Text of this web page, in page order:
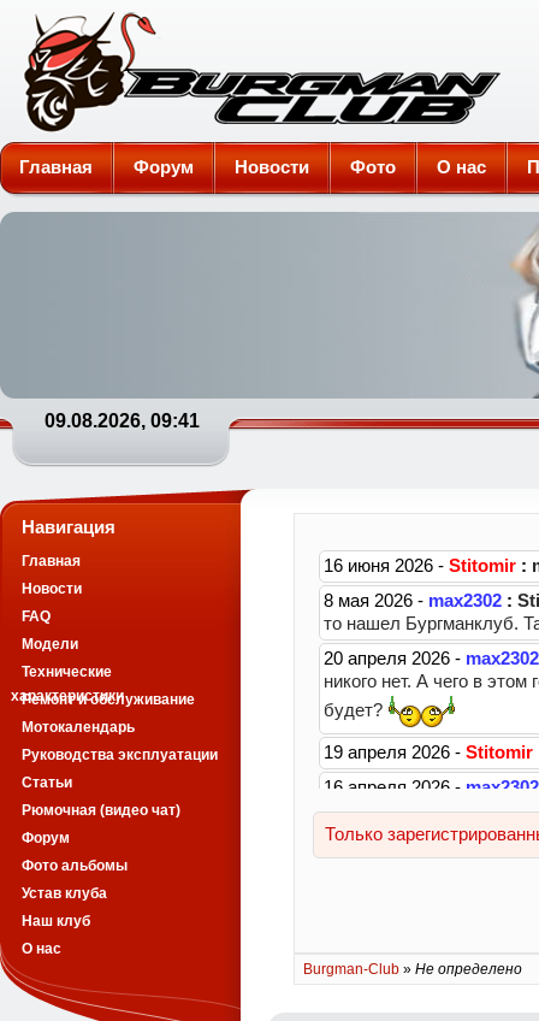
Burgman-Club
Главная Форум Новости Фото О нас
09.08.2026, 09:41
Burgman-Club » Не определено
Навигация
Главная
Новости
FAQ
Модели
Технические
характеристики
Ремонт и обслуживание
Мотокалендарь
Руководства эксплуатации
Статьи
Рюмочная (видео чат)
Форум
Фото альбомы
Устав клуба
Наш клуб
О нас